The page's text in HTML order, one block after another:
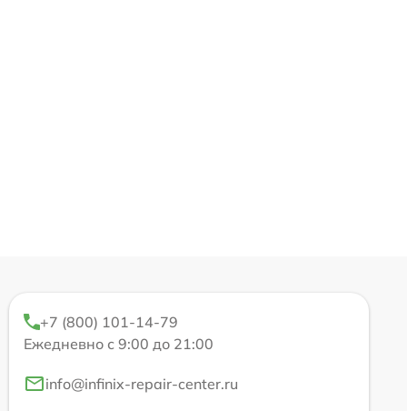
+7 (800) 101-14-79
Ежедневно с 9:00 до 21:00
info@infinix-repair-center.ru